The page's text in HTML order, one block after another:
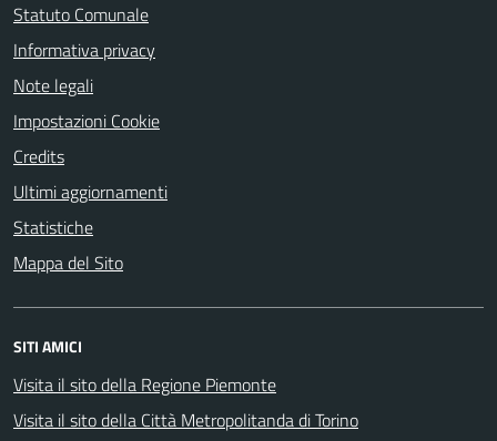
Statuto Comunale
Informativa privacy
Note legali
Impostazioni Cookie
Credits
Ultimi aggiornamenti
Statistiche
Mappa del Sito
SITI AMICI
Visita il sito della Regione Piemonte
Visita il sito della Città Metropolitanda di Torino